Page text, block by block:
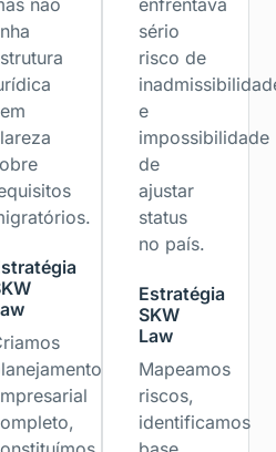
não
enfrentava
sério
risco de
e
impossibilidade
de
ajustar
status
no país.
Estratégia
SKW
Law
Mapeamos
riscos,
identificamos